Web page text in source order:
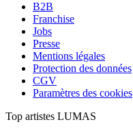
B2B
Franchise
Jobs
Presse
Mentions légales
Protection des données
CGV
Paramètres des cookies
Top artistes LUMAS